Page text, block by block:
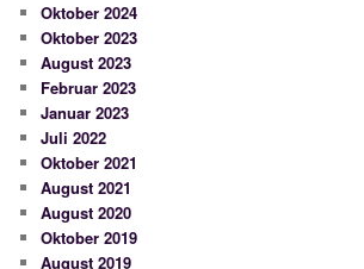
Oktober 2024
Oktober 2023
August 2023
Februar 2023
Januar 2023
Juli 2022
Oktober 2021
August 2021
August 2020
Oktober 2019
August 2019